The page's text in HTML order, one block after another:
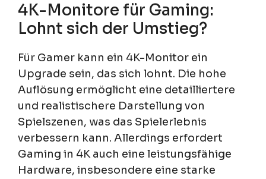
4K-Monitore für Gaming:
Lohnt sich der Umstieg?
Für Gamer kann ein 4K-Monitor ein
Upgrade sein, das sich lohnt. Die hohe
Auflösung ermöglicht eine detailliertere
und realistischere Darstellung von
Spielszenen, was das Spielerlebnis
verbessern kann. Allerdings erfordert
Gaming in 4K auch eine leistungsfähige
Hardware, insbesondere eine starke